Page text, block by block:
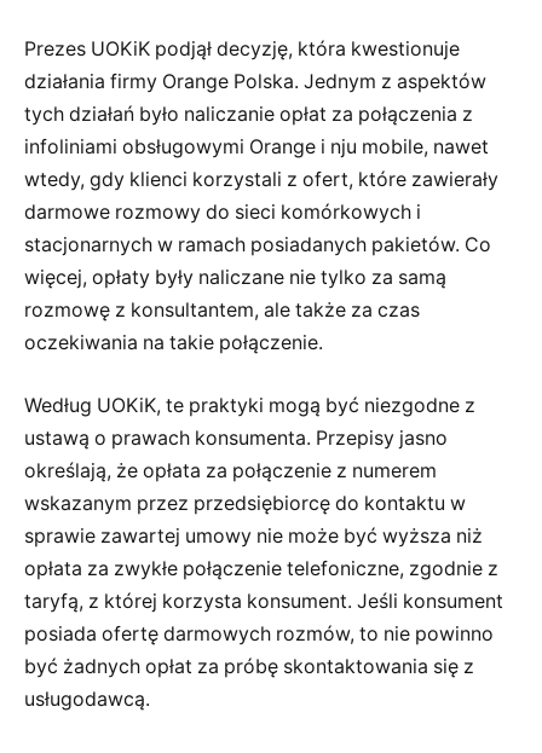
Prezes UOKiK podjął decyzję, która kwestionuje
działania firmy Orange Polska. Jednym z aspektów
tych działań było naliczanie opłat za połączenia z
infoliniami obsługowymi Orange i nju mobile, nawet
wtedy, gdy klienci korzystali z ofert, które zawierały
darmowe rozmowy do sieci komórkowych i
stacjonarnych w ramach posiadanych pakietów. Co
więcej, opłaty były naliczane nie tylko za samą
rozmowę z konsultantem, ale także za czas
oczekiwania na takie połączenie.
Według UOKiK, te praktyki mogą być niezgodne z
ustawą o prawach konsumenta. Przepisy jasno
określają, że opłata za połączenie z numerem
wskazanym przez przedsiębiorcę do kontaktu w
sprawie zawartej umowy nie może być wyższa niż
opłata za zwykłe połączenie telefoniczne, zgodnie z
taryfą, z której korzysta konsument. Jeśli konsument
posiada ofertę darmowych rozmów, to nie powinno
być żadnych opłat za próbę skontaktowania się z
usługodawcą.